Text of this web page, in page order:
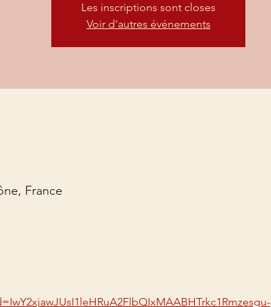
Les inscriptions sont closes
Voir d'autres événements
France